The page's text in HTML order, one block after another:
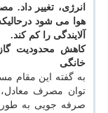
انرژی، تغییر
هوا می شود
آلایندگی را کم کند.
کاهش محدودیت
خانگی
صرفه جویی به طور